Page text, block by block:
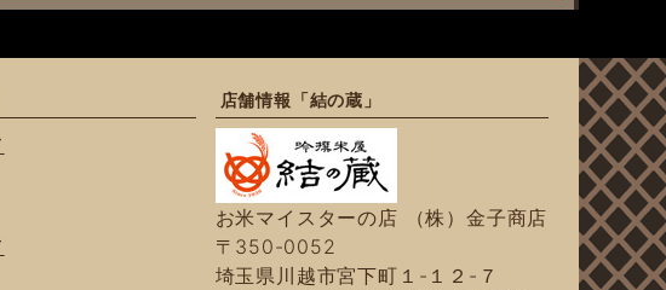
店舗情報「結の蔵」
お米マイスターの店 （株）金子商店
〒350-0052
埼玉県川越市宮下町１-１２-７